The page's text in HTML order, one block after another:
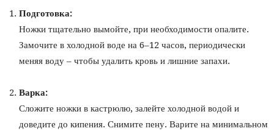
Подготовка:
Ножки тщательно вымойте, при необходимости опалите.
Замочите в холодной воде на 6–12 часов, периодически
меняя воду – чтобы удалить кровь и лишние запахи.
Варка:
Сложите ножки в кастрюлю, залейте холодной водой и
доведите до кипения. Снимите пену. Варите на минимальном